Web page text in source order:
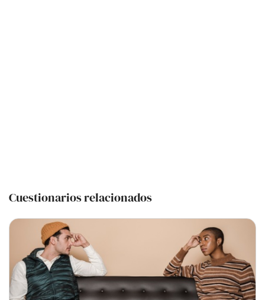
Cuestionarios relacionados